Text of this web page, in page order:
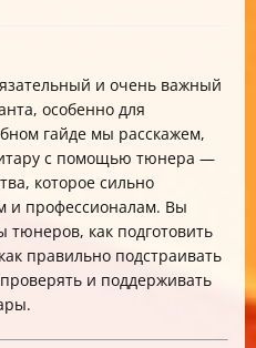
и очень важный
особенно для
гайде мы расскажем,
с помощью тюнера —
которое сильно
и профессионалам. Вы
тюнеров, как подготовить
правильно подстраивать
и поддерживать